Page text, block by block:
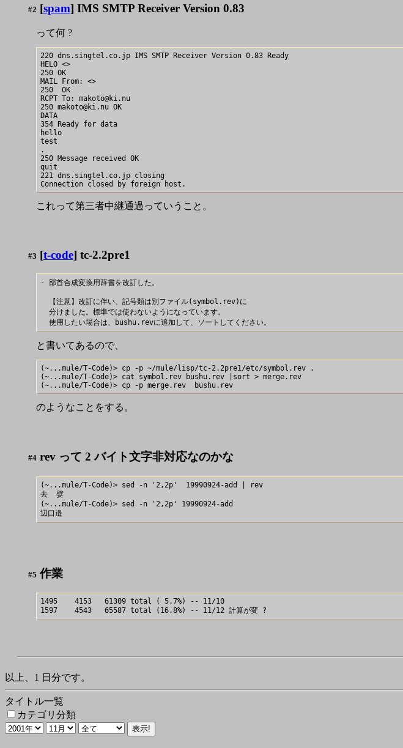
#2 [spam] IMS SMTP Receiver Version 0.83
って何 ?
220 dns.singtel.co.jp IMS SMTP Receiver Version 0.83 Ready
HELO <>
250 OK
MAIL From: <>
250  OK
RCPT To: makoto@ki.nu
250 makoto@ki.nu OK
DATA
354 Ready for data
hello
test
.
250 Message received OK
quit
221 dns.singtel.co.jp closing
これって第三者中継通過っていうこと。
#3 [t-code] tc-2.2pre1
- 部首合成変換用辞書を改訂した。
  【注意】改訂に伴い、記号類は別ファイル(symbol.rev)に
  分けました。標準では使わないようになっています。
と書いてあるので、
(~...mule/T-Code)> cp -p ~/mule/lisp/tc-2.2pre1/etc/symbol.rev .
(~...mule/T-Code)> cat symbol.rev bushu.rev |sort > merge.rev
のようなことをする。
#4rev って 2 バイト文字非対応なのかな
(~...mule/T-Code)> sed -n '2,2p'  19990924-add | rev
去  嬖
(~...mule/T-Code)> sed -n '2,2p' 19990924-add
#5 作業
1495    4153   61309 total ( 5.7%) -- 11/10
以上、1 日分です。
タイトル一覧
カテゴリ分類